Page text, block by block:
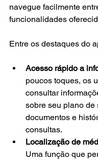
navegue facilmente
funcionalidades
Entre os destaques do
Acesso rápido a
poucos toques, os
consultar
sobre seu plano de
documentos e
consultas.
Localização de
Uma função que